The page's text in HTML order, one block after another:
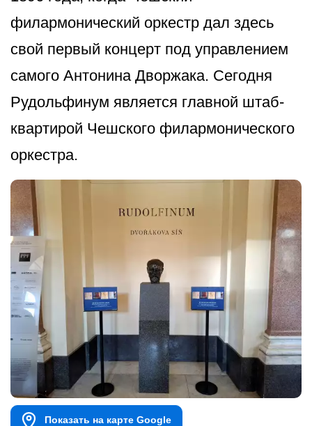
филармонический оркестр дал здесь
свой первый концерт под управлением
самого Антонина Дворжака. Сегодня
Рудольфинум является главной штаб-
квартирой Чешского филармонического
оркестра.
Показать на карте Google